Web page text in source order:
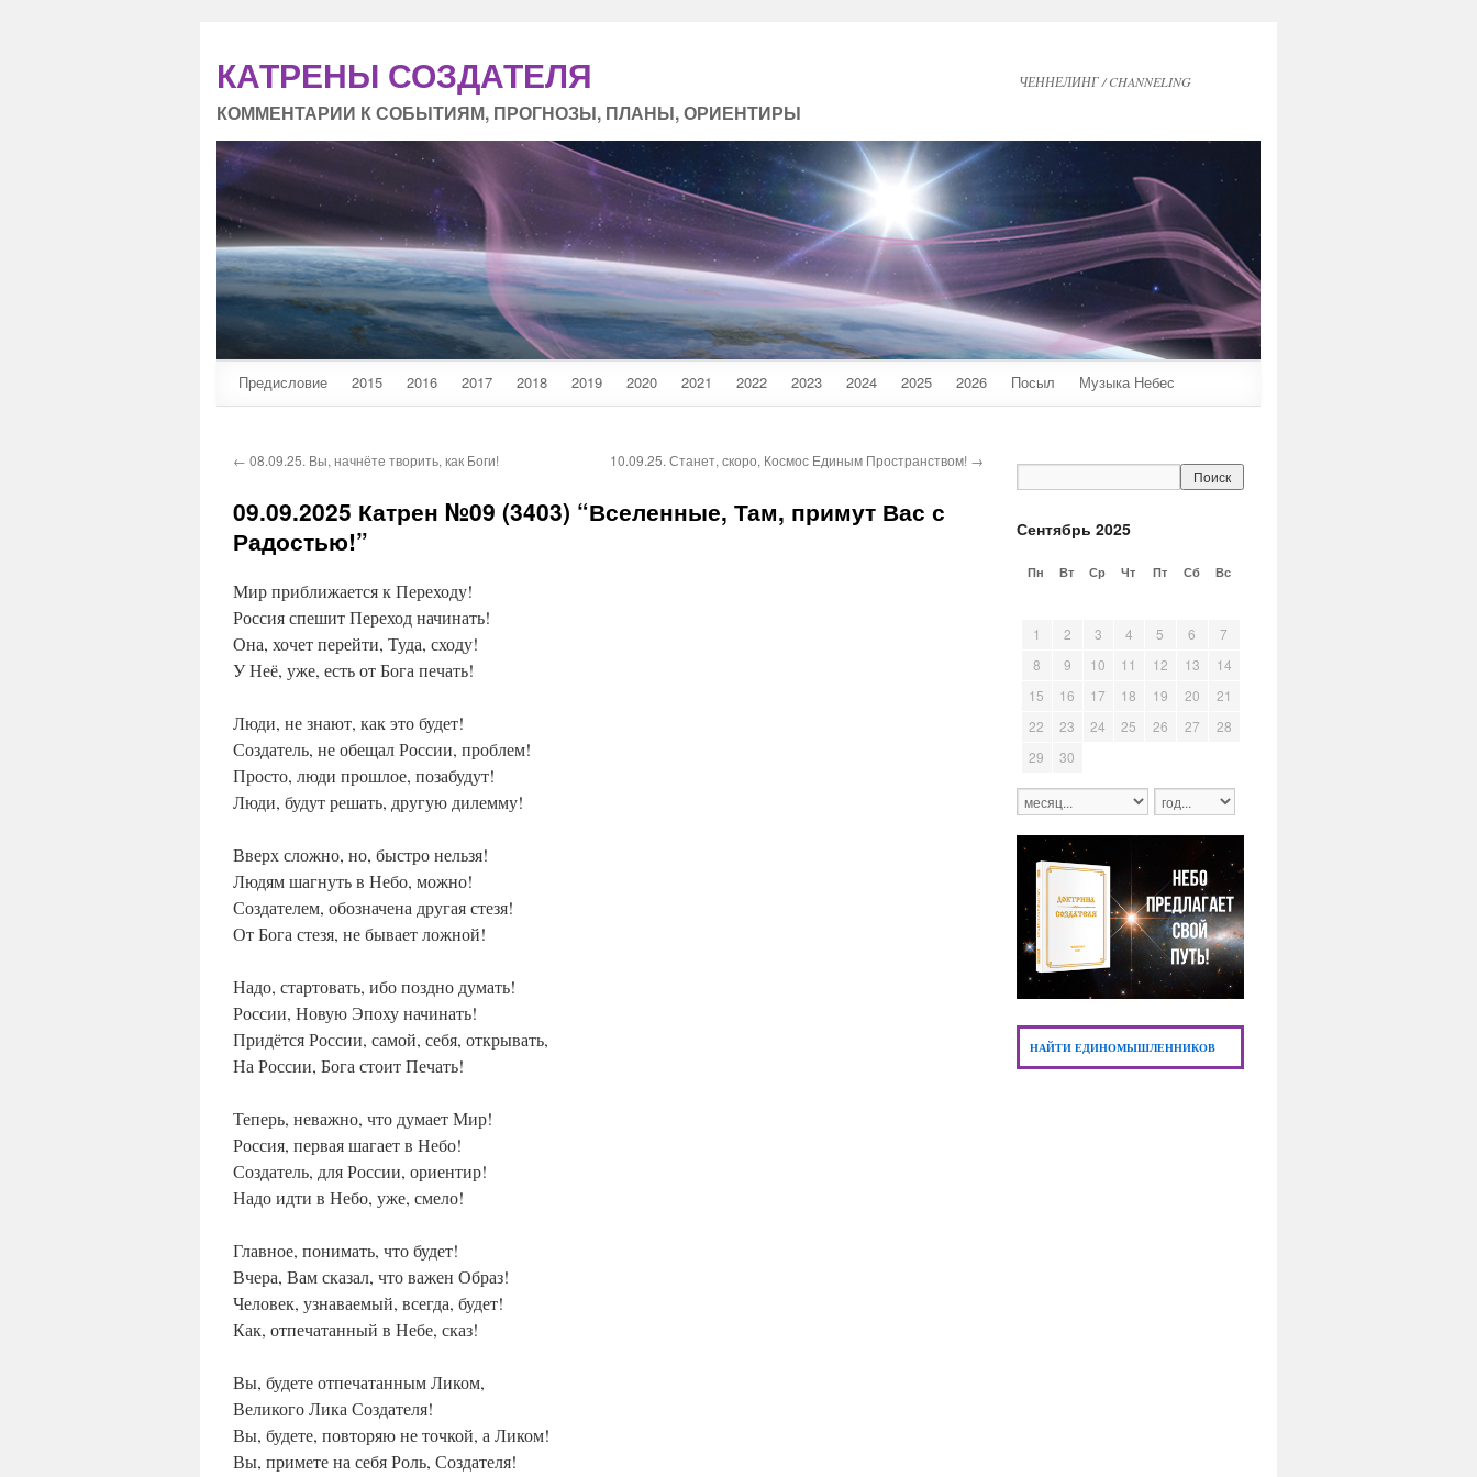
ЧЕННЕЛИНГ / CHANNELING
КАТРЕНЫ СОЗДАТЕЛЯ
КОММЕНТАРИИ К СОБЫТИЯМ, ПРОГНОЗЫ, ПЛАНЫ, ОРИЕНТИРЫ
Предисловие 2015 2016 2017 2018 2019 2020 2021 2022 2023 2024 2025 2026 Посыл Музыка Небес
Сентябрь 2025
Пн Вт Ср Чт Пт Сб Вс
1
2 3 4 5 6
7
8
9 10 11 12 13
14
15
16 17 18 19 20
21
22
23 24 25 26 27
28
29
30
НАЙТИ ЕДИНОМЫШЛЕННИКОВ
← 08.09.25. Вы, начнёте творить, как Боги! 10.09.25. Станет, скоро, Космос Единым Пространством! →
09.09.2025 Катрен №09 (3403) “Вселенные, Там, примут Вас с
Радостью!”
Мир приближается к Переходу!
Россия спешит Переход начинать!
Она, хочет перейти, Туда, сходу!
У Неё, уже, есть от Бога печать!
Люди, не знают, как это будет!
Создатель, не обещал России, проблем!
Просто, люди прошлое, позабудут!
Люди, будут решать, другую дилемму!
Вверх сложно, но, быстро нельзя!
Людям шагнуть в Небо, можно!
Создателем, обозначена другая стезя!
От Бога стезя, не бывает ложной!
Надо, стартовать, ибо поздно думать!
России, Новую Эпоху начинать!
Придётся России, самой, себя, открывать,
На России, Бога стоит Печать!
Теперь, неважно, что думает Мир!
Россия, первая шагает в Небо!
Создатель, для России, ориентир!
Надо идти в Небо, уже, смело!
Главное, понимать, что будет!
Вчера, Вам сказал, что важен Образ!
Человек, узнаваемый, всегда, будет!
Как, отпечатанный в Небе, сказ!
Вы, будете отпечатанным Ликом,
Великого Лика Создателя!
Вы, будете, повторяю не точкой, а Ликом!
Вы, примете на себя Роль, Создателя!